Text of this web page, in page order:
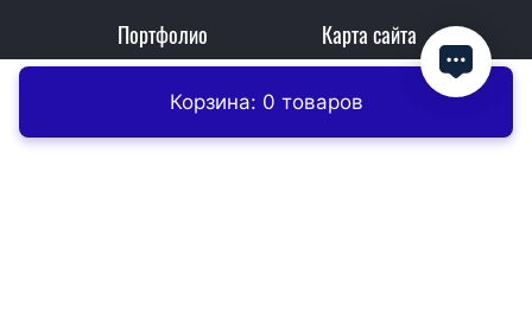
Портфолио Карта сайта
Корзина: 0 товаров